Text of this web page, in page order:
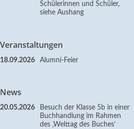
Schülerinnen und Schüler,
siehe Aushang
Veranstaltungen
18.09.2026 Alumni-Feier
News
20.05.2026
Besuch der Klasse 5b in einer
Buchhandlung im Rahmen
des ‚Welttag des Buches‘